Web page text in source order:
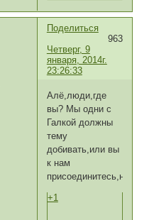
Поделиться
963
Четверг, 9
января, 2014г.
23:26:33
Алё,люди,где
вы? Мы одни с
Галкой должны
тему
добивать,или вы
к нам
+1